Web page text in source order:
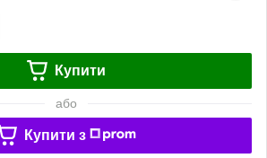
Купити
або
Купити з